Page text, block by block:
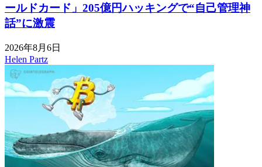
ールドカード」205億円ハッキングで“自己管理神
話”に激震
2026年8月6日
Helen Partz